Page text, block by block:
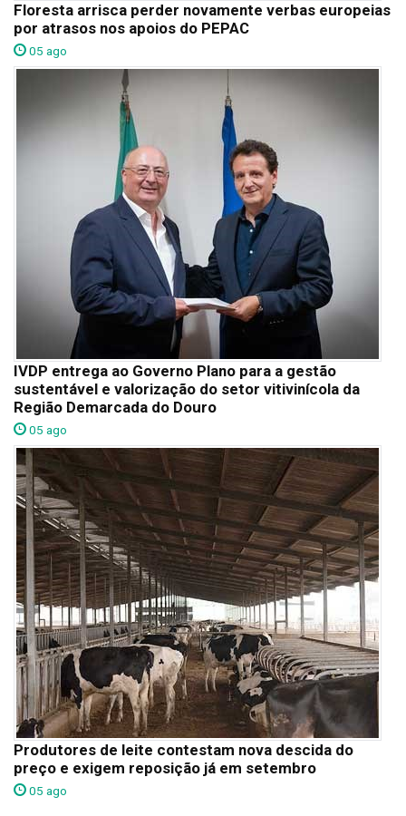
Floresta arrisca perder novamente verbas europeias
por atrasos nos apoios do PEPAC
05 ago
IVDP entrega ao Governo Plano para a gestão
sustentável e valorização do setor vitivinícola da
Região Demarcada do Douro
05 ago
Produtores de leite contestam nova descida do
preço e exigem reposição já em setembro
05 ago